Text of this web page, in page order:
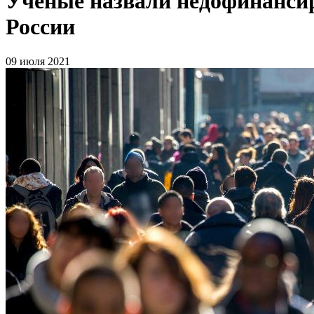
России
09 июля 2021